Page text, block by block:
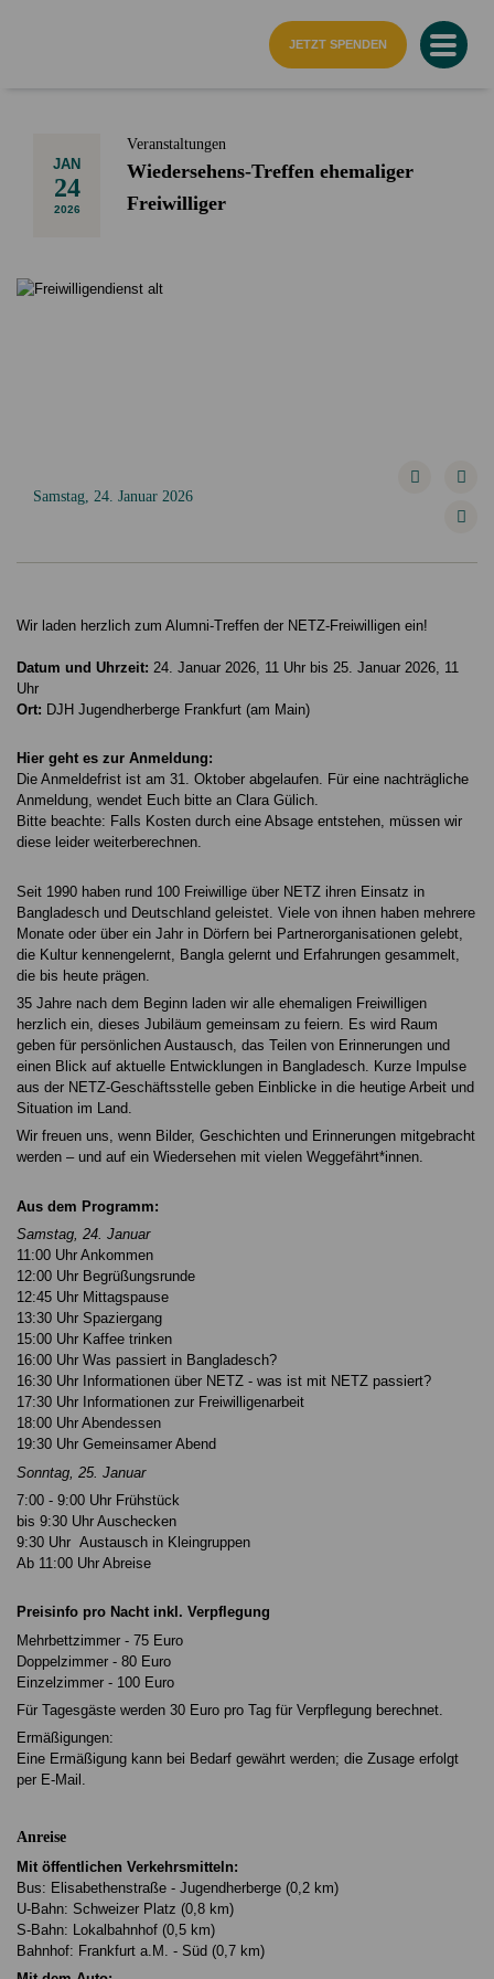
JETZT SPENDEN
JAN
24
2026
Veranstaltungen
Wiedersehens-Treffen ehemaliger
Freiwilliger
Samstag, 24. Januar 2026
Wir laden herzlich zum Alumni-Treffen der NETZ-Freiwilligen ein!
Datum und Uhrzeit: 24. Januar 2026, 11 Uhr bis 25. Januar 2026, 11
Uhr
Ort: DJH Jugendherberge Frankfurt (am Main)
Hier geht es zur Anmeldung:
Die Anmeldefrist ist am 31. Oktober abgelaufen. Für eine nachträgliche
Anmeldung, wendet Euch bitte an Clara Gülich.
Bitte beachte: Falls Kosten durch eine Absage entstehen, müssen wir
diese leider weiterberechnen.
Seit 1990 haben rund 100 Freiwillige über NETZ ihren Einsatz in
Bangladesch und Deutschland geleistet. Viele von ihnen haben mehrere
Monate oder über ein Jahr in Dörfern bei Partnerorganisationen gelebt,
die Kultur kennengelernt, Bangla gelernt und Erfahrungen gesammelt,
die bis heute prägen.
35 Jahre nach dem Beginn laden wir alle ehemaligen Freiwilligen
herzlich ein, dieses Jubiläum gemeinsam zu feiern. Es wird Raum
geben für persönlichen Austausch, das Teilen von Erinnerungen und
einen Blick auf aktuelle Entwicklungen in Bangladesch. Kurze Impulse
aus der NETZ-Geschäftsstelle geben Einblicke in die heutige Arbeit und
Situation im Land.
Wir freuen uns, wenn Bilder, Geschichten und Erinnerungen mitgebracht
werden – und auf ein Wiedersehen mit vielen Weggefährt*innen.
Aus dem Programm:
Samstag, 24. Januar
11:00 Uhr Ankommen
12:00 Uhr Begrüßungsrunde
12:45 Uhr Mittagspause
13:30 Uhr Spaziergang
15:00 Uhr Kaffee trinken
16:00 Uhr Was passiert in Bangladesch?
16:30 Uhr Informationen über NETZ - was ist mit NETZ passiert?
17:30 Uhr Informationen zur Freiwilligenarbeit
18:00 Uhr Abendessen
19:30 Uhr Gemeinsamer Abend
Sonntag, 25. Januar
7:00 - 9:00 Uhr Frühstück
bis 9:30 Uhr Auschecken
9:30 Uhr Austausch in Kleingruppen
Ab 11:00 Uhr Abreise
Preisinfo pro Nacht inkl. Verpflegung
Mehrbettzimmer - 75 Euro
Doppelzimmer - 80 Euro
Einzelzimmer - 100 Euro
Für Tagesgäste werden 30 Euro pro Tag für Verpflegung berechnet.
Ermäßigungen:
Eine Ermäßigung kann bei Bedarf gewährt werden; die Zusage erfolgt
per E-Mail.
Anreise
Mit öffentlichen Verkehrsmitteln:
Bus: Elisabethenstraße - Jugendherberge (0,2 km)
U-Bahn: Schweizer Platz (0,8 km)
S-Bahn: Lokalbahnhof (0,5 km)
Bahnhof: Frankfurt a.M. - Süd (0,7 km)